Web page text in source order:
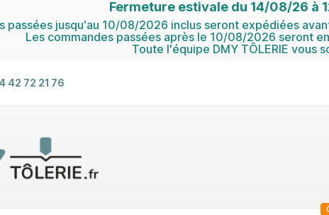
Fermeture estivale du 14/08/26 à
passées jusqu'au 10/08/2026 inclus seront expédiées
Les commandes passées après le 10/08/2026 seront
Toute l'équipe DMY TÔLERIE vous
42 72 21 76